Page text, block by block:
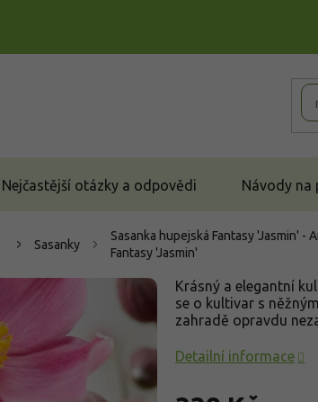
Nejčastější otázky a odpovědi Návody na
Sasanky
Sasanka hupejská Fantasy 'Jasmin' -
Fantasy 'Jasmin'
Krásný a elegantní
se o kultivar s
zahradě opravdu
Detailní informace